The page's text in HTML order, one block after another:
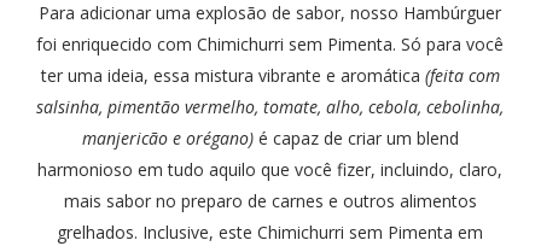
Para adicionar uma explosão de sabor, nosso Hambúrguer
foi enriquecido com Chimichurri sem Pimenta. Só para você
ter uma ideia, essa mistura vibrante e aromática (feita com
salsinha, pimentão vermelho, tomate, alho, cebola, cebolinha,
manjericão e orégano)é capaz de criar um blend
harmonioso em tudo aquilo que você fizer, incluindo, claro,
mais sabor no preparo de carnes e outros alimentos
grelhados. Inclusive, este Chimichurri sem Pimenta em